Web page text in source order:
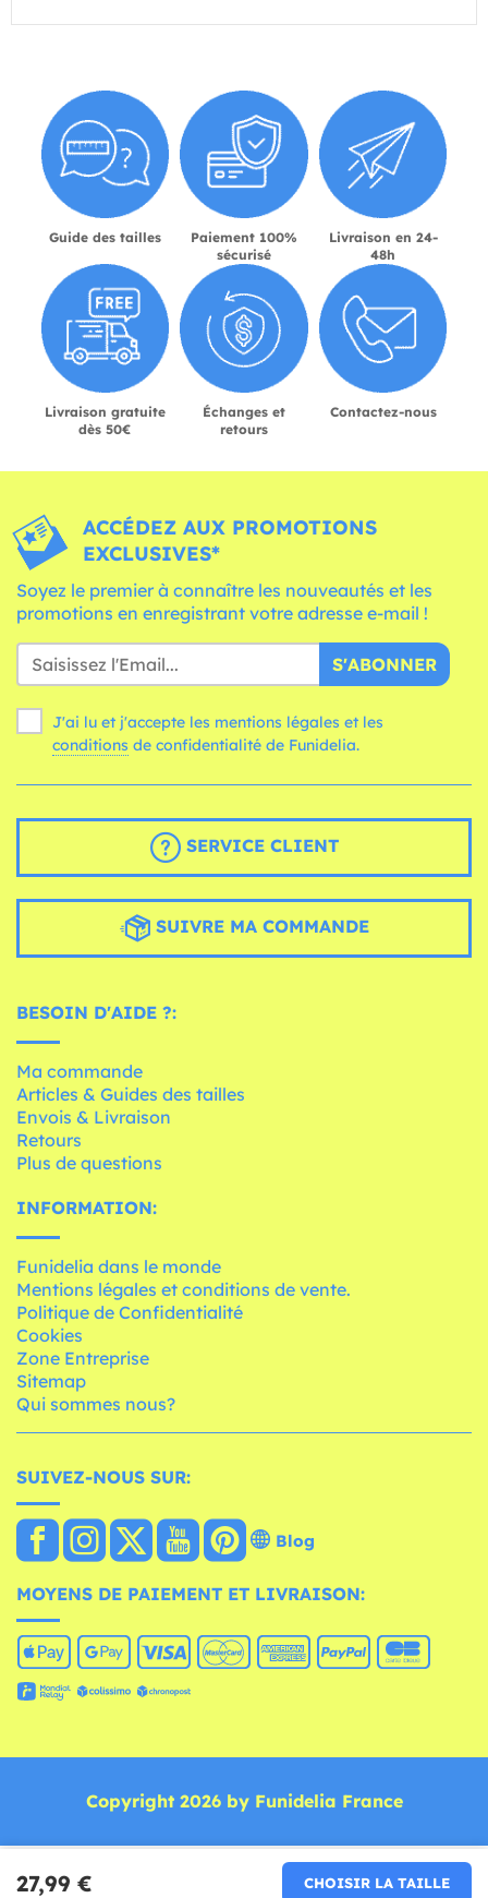
27,99 € CHOISIR LA TAILLE
Guide des tailles
Paiement 100%
sécurisé
Livraison en 24-
48h
Livraison gratuite
dès 50€
Échanges et
retours
Contactez-nous
ACCÉDEZ AUX PROMOTIONS
EXCLUSIVES*
Soyez le premier à connaître les nouveautés et les
promotions en enregistrant votre adresse e-mail !
S'ABONNER
J'ai lu et j'accepte les mentions légales et les
conditions de confidentialité de Funidelia.
SERVICE CLIENT
SUIVRE MA COMMANDE
BESOIN D'AIDE ?:
Ma commande
Articles & Guides des tailles
Envois & Livraison
Retours
Plus de questions
INFORMATION:
Funidelia dans le monde
Mentions légales et conditions de vente.
Politique de Confidentialité
Cookies
Zone Entreprise
Sitemap
Qui sommes nous?
SUIVEZ-NOUS SUR:
Blog
MOYENS DE PAIEMENT ET LIVRAISON:
Copyright 2026 by Funidelia France